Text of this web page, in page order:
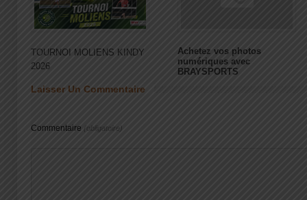
TOURNOI MOLIENS KINDY
2026
Achetez vos photos
numériques avec
BRAYSPORTS
Laisser Un Commentaire
Commentaire (obligatoire)